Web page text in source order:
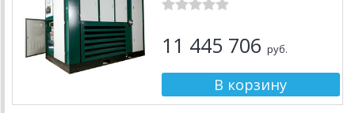
11 445 706 руб.